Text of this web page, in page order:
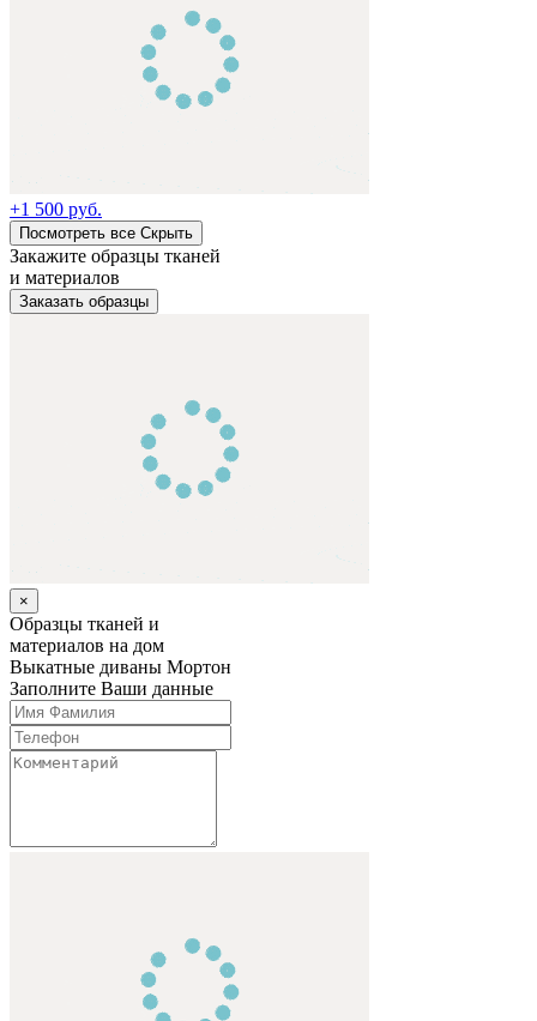
+1 500 руб.
Посмотреть все Cкрыть
Закажите образцы тканей
и материалов
Заказать образцы
×
Образцы тканей и
материалов на дом
Выкатные диваны Мортон
Заполните Ваши данные